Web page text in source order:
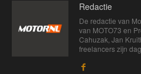
Redactie
De redactie van
van MOTO73 en
Cahuzak, Jan
freelancers zijn